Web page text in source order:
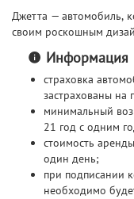
Джетта — автомобиль,
своим роскошным
Информация
страховка
застрахованы
минимальный
21 год с одним
стоимость
один день;
при подписании
необходимо